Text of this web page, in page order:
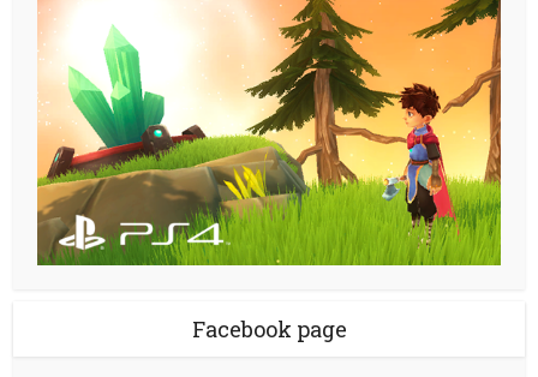
Facebook page